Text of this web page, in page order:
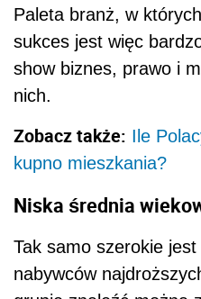
Paleta branż, w
sukces jest więc
show biznes, prawo i
nich.
Zobacz także: Ile
kupno mieszkania?
Niska średnia
Tak samo szerokie
nabywców